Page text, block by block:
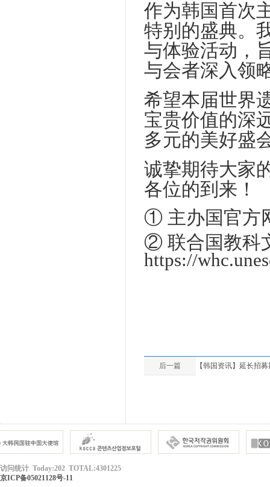
作为韩国首次
特别的盛典。
与体验活动，
与会者深入领
希望本届世界
宝贵价值的深
多元的美好盛
诚挚期待大家
各位的到来！
① 主办国官方
② 联合国教科
https://
后一篇 【韩国资讯】延长招
访问统计 Today:202 TOTAL:4301225
京ICP备05021128号-11